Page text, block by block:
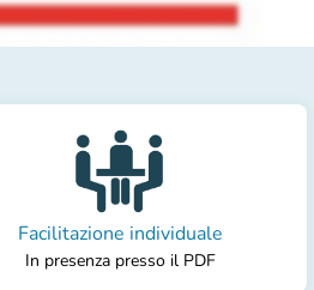
Facilitazione individuale
In presenza presso il PDF